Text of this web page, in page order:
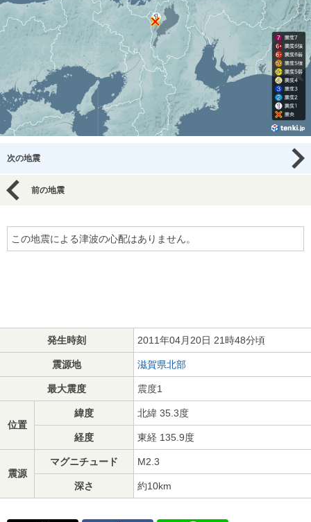
次の地震
前の地震
この地震による津波の心配はありません。
発生時刻 2011年04月20日 21時48分頃
震源地 滋賀県北部
最大震度 震度1
位置
緯度 北緯 35.3度
経度 東経 135.9度
震源
マグニチュード M2.3
深さ 約10km